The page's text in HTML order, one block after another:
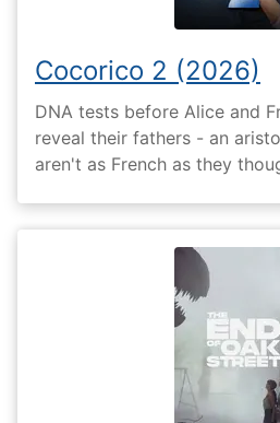
Cocorico 2 (2026)
DNA tests before Alice and
reveal their fathers - an
aren't as French as they